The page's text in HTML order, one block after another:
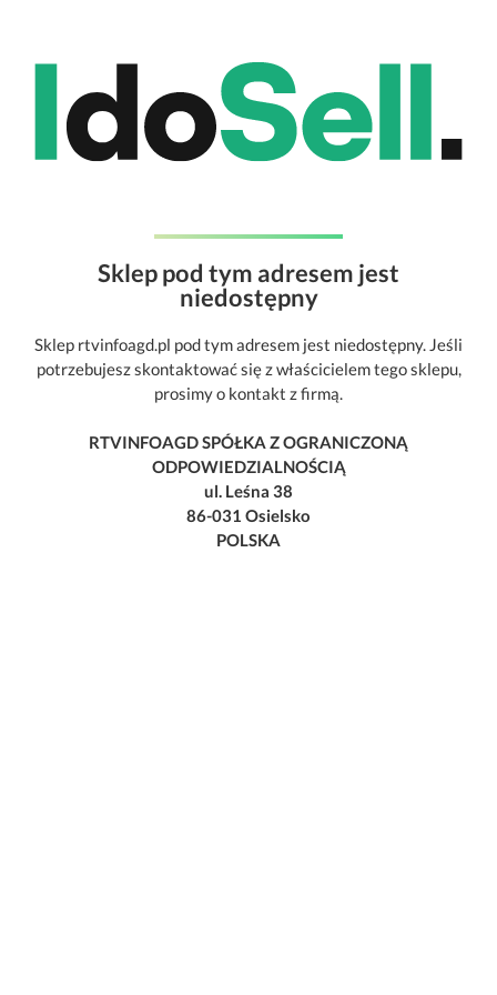
Sklep pod tym adresem jest
niedostępny
Sklep rtvinfoagd.pl pod tym adresem jest niedostępny. Jeśli
potrzebujesz skontaktować się z właścicielem tego sklepu,
prosimy o kontakt z firmą.
RTVINFOAGD SPÓŁKA Z OGRANICZONĄ
ODPOWIEDZIALNOŚCIĄ
ul. Leśna 38
86-031 Osielsko
POLSKA